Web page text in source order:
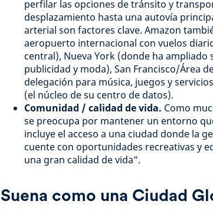
perfilar las opciones de tránsito y
desplazamiento hasta una autovía
arterial son factores clave. Amazon
aeropuerto internacional con vuelos
central), Nueva York (donde ha
publicidad y moda), San Francisco/Área
delegación para música, juegos y
(el núcleo de su centro de datos).
Comunidad / calidad de vida. Como
se preocupa por mantener un entorno
incluye el acceso a una ciudad donde la
cuente con oportunidades recreativas y
una gran calidad de vida”.
Suena como una Ciudad